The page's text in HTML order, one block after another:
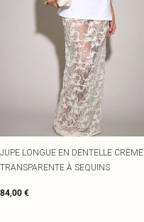
JUPE LONGUE EN DENTELLE CRÈME
TRANSPARENTE À SEQUINS
84,00 €